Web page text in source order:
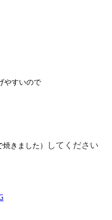
やすいので
きました）
してください